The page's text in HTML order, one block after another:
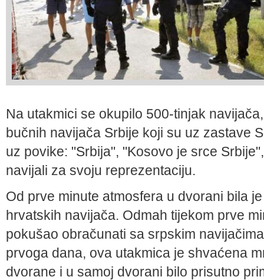
Na utakmici se okupilo 500-tinjak
bučnih navijača Srbije koji su uz zastave
uz povike: "Srbija", "Kosovo je srce
navijali za svoju reprezentaciju.
Od prve minute atmosfera u dvorani bila
hrvatskih navijača. Odmah tijekom prve
pokušao obračunati sa srpskim
prvoga dana, ova utakmica je shvaćena
dvorane i u samoj dvorani bilo prisutno